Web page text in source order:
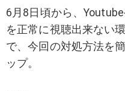
6月8日頃から、
を正常に視聴出来ない
で、今回の対処方法を
ップ。